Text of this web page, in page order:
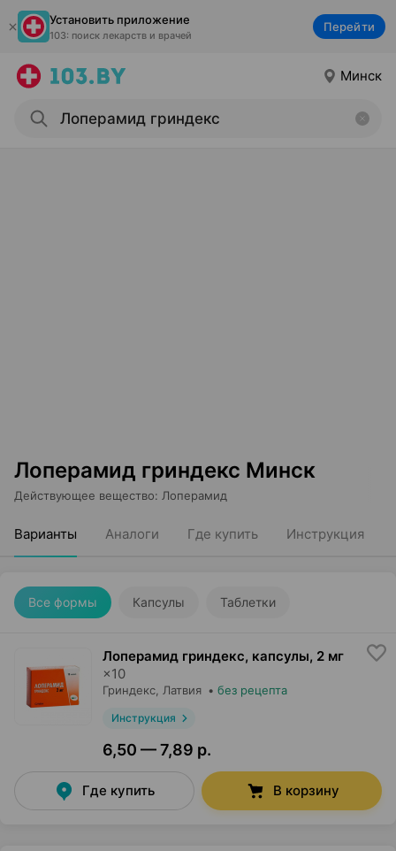
Установить приложение
103: поиск лекарств и врачей
Перейти
Минск
Лоперамид гриндекс Минск
Действующее вещество: Лоперамид
Варианты Аналоги Где купить Инструкция
Все формы Капсулы Таблетки
Лоперамид гриндекс, капсулы, 2 мг
×10
Гриндекс , Латвия • без рецепта
Инструкция
6,50 — 7,89 р.
Где купить В корзину